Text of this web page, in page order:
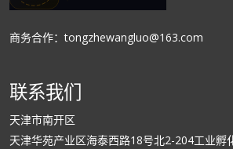
商务合作：tongzhewangluo@163.com
联系我们
天津市南开区
天津华苑产业区海泰西路18号北2-204工业孵